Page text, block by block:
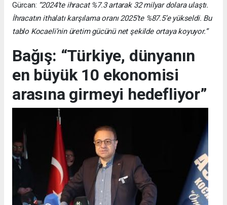
Gürcan: “2024’te ihracat %7.3 artarak 32 milyar dolara ulaştı.
İhracatın ithalatı karşılama oranı 2025’te %87.5’e yükseldi. Bu
tablo Kocaeli’nin üretim gücünü net şekilde ortaya koyuyor.”
Bağış: “Türkiye, dünyanın
en büyük 10 ekonomisi
arasına girmeyi hedefliyor”